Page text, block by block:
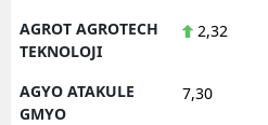
AGROT AGROTECH
TEKNOLOJI
2,32
AGYO ATAKULE
GMYO
7,30